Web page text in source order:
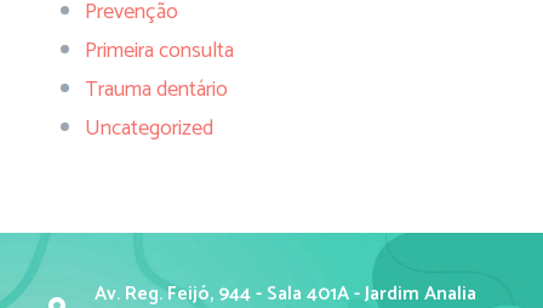
Prevenção
Primeira consulta
Trauma dentário
Uncategorized
Av. Reg. Feijó, 944 - Sala 401A - Jardim Analia